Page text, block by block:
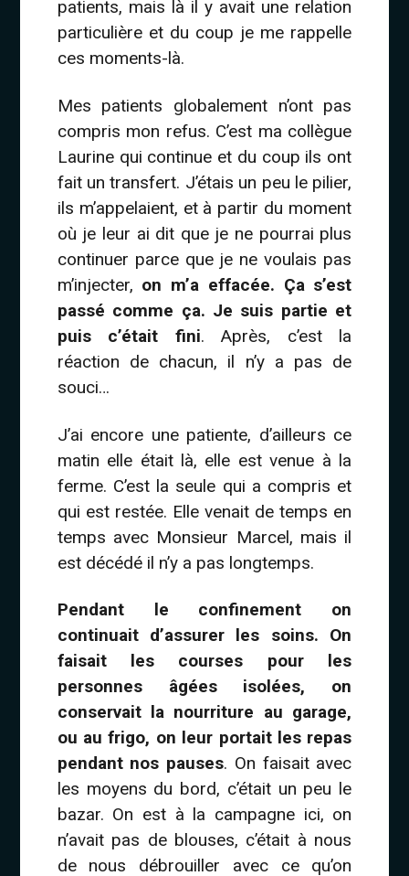
patients, mais là il y avait une relation
particulière et du coup je me rappelle
ces moments-là.
Mes patients globalement n’ont pas
compris mon refus. C’est ma collègue
Laurine qui continue et du coup ils ont
fait un transfert. J’étais un peu le pilier,
ils m’appelaient, et à partir du moment
où je leur ai dit que je ne pourrai plus
continuer parce que je ne voulais pas
m’injecter, on m’a effacée. Ça s’est
passé comme ça. Je suis partie et
puis c’était fini. Après, c’est la
réaction de chacun, il n’y a pas de
souci…
J’ai encore une patiente, d’ailleurs ce
matin elle était là, elle est venue à la
ferme. C’est la seule qui a compris et
qui est restée. Elle venait de temps en
temps avec Monsieur Marcel, mais il
est décédé il n’y a pas longtemps.
Pendant le confinement on
continuait d’assurer les soins. On
faisait les courses pour les
personnes âgées isolées, on
conservait la nourriture au garage,
ou au frigo, on leur portait les repas
pendant nos pauses. On faisait avec
les moyens du bord, c’était un peu le
bazar. On est à la campagne ici, on
n’avait pas de blouses, c’était à nous
de nous débrouiller avec ce qu’on